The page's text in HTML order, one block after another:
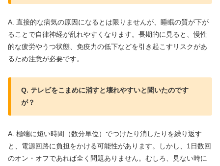
A. 直接的な病気の原因になるとは限りませんが、睡眠の質が下が
ることで自律神経が乱れやすくなります。長期的に見ると、慢性
的な疲労やうつ状態、免疫力の低下などを引き起こすリスクがあ
るため注意が必要です。
Q. テレビをこまめに消すと壊れやすいと聞いたのです
が？
A. 極端に短い時間（数分単位）でつけたり消したりを繰り返す
と、電源回路に負担をかける可能性があります。しかし、1日数回
のオン・オフであれば全く問題ありません。むしろ、見ない時に